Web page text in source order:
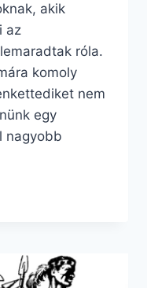
akik
az
róla.
komoly
nem
egy
nagyobb